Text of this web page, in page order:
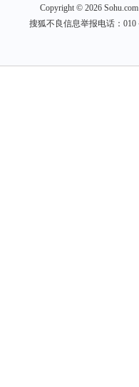
Copyright © 2026
搜狐不良信息举报电话：010